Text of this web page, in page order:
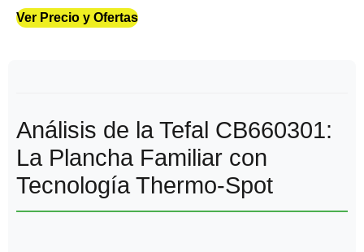
Ver Precio y Ofertas
Análisis de la Tefal CB660301:
La Plancha Familiar con
Tecnología Thermo-Spot